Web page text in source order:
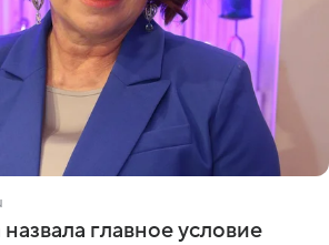
главное условие